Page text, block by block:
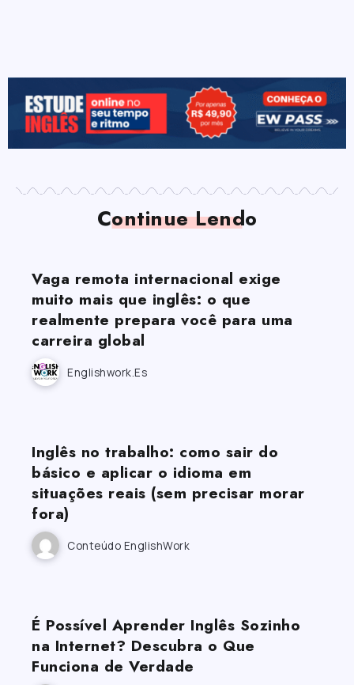
Continue Lendo
Vaga remota internacional exige
muito mais que inglês: o que
realmente prepara você para uma
carreira global
Englishwork.es
Inglês no trabalho: como sair do
básico e aplicar o idioma em
situações reais (sem precisar morar
fora)
Conteúdo EnglishWork
É Possível Aprender Inglês Sozinho
na Internet? Descubra o Que
Funciona de Verdade